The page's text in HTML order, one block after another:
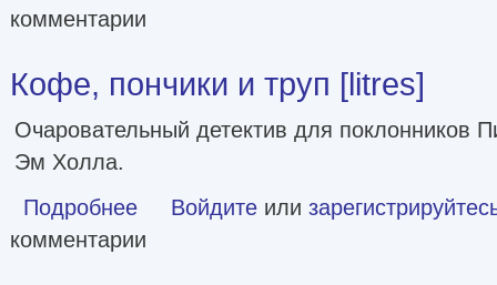
комментарии
Кофе, пончики и труп [litres]
Очаровательный детектив для поклонников
Эм Холла.
Подробнее о Кофе, пончики и труп [litres]
Войдите или
комментарии